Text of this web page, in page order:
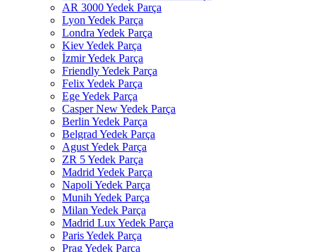
AR 3000 Yedek Parça
Lyon Yedek Parça
Londra Yedek Parça
Kiev Yedek Parça
İzmir Yedek Parça
Friendly Yedek Parça
Felix Yedek Parça
Ege Yedek Parça
Casper New Yedek Parça
Berlin Yedek Parça
Belgrad Yedek Parça
Agust Yedek Parça
ZR 5 Yedek Parça
Madrid Yedek Parça
Napoli Yedek Parça
Munih Yedek Parça
Milan Yedek Parça
Madrid Lux Yedek Parça
Paris Yedek Parça
Prag Yedek Parça